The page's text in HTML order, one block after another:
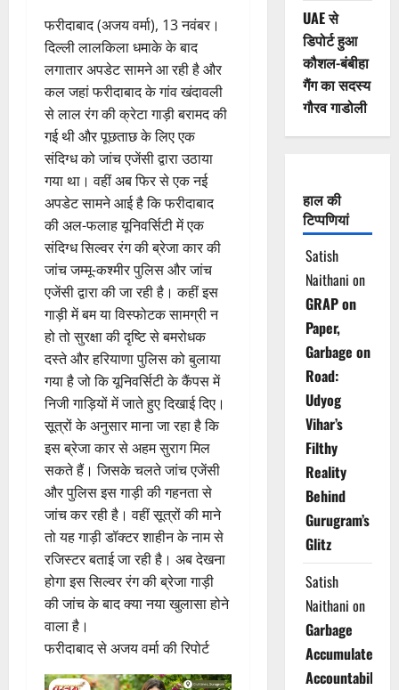
फरीदाबाद (अजय वर्मा), 13 नवंबर।
दिल्ली लालकिला धमाके के बाद
लगातार अपडेट सामने आ रही है और
कल जहां फरीदाबाद के गांव खंदावली
से लाल रंग की क्रेटा गाड़ी बरामद की
गई थी और पूछताछ के लिए एक
संदिग्ध को जांच एजेंसी द्वारा उठाया
गया था। वहीं अब फिर से एक नई
अपडेट सामने आई है कि फरीदाबाद
की अल-फलाह यूनिवर्सिटी में एक
संदिग्ध सिल्वर रंग की ब्रेजा कार की
जांच जम्मू-कश्मीर पुलिस और जांच
एजेंसी द्वारा की जा रही है। कहीं इस
गाड़ी में बम या विस्फोटक सामग्री न
हो तो सुरक्षा की दृष्टि से बमरोधक
दस्ते और हरियाणा पुलिस को बुलाया
गया है जो कि यूनिवर्सिटी के कैंपस में
निजी गाड़ियों में जाते हुए दिखाई दिए।
सूत्रों के अनुसार माना जा रहा है कि
इस ब्रेजा कार से अहम सुराग मिल
सकते हैं। जिसके चलते जांच एजेंसी
और पुलिस इस गाड़ी की गहनता से
जांच कर रही है। वहीं सूत्रों की माने
तो यह गाड़ी डॉक्टर शाहीन के नाम से
रजिस्टर बताई जा रही है। अब देखना
होगा इस सिल्वर रंग की ब्रेजा गाड़ी
की जांच के बाद क्या नया खुलासा होने
वाला है।
फरीदाबाद से अजय वर्मा की रिपोर्ट
UAE से
डिपोर्ट हुआ
कौशल-बंबीहा
गैंग का सदस्य
गौरव गाडोली
हाल की
टिप्पणियां
Satish
Naithani on
GRAP on
Paper,
Garbage on
Road:
Udyog
Vihar’s
Filthy
Reality
Behind
Gurugram’s
Glitz
Satish
Naithani on
Garbage
Accumulates,
Accountability